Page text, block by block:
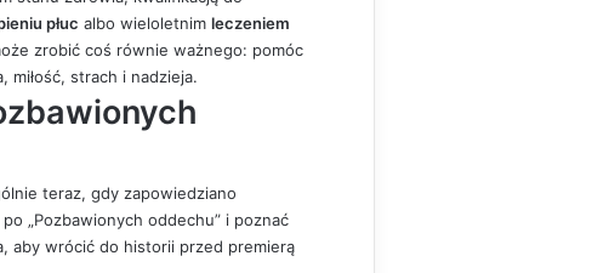
płuc albo wieloletnim leczeniem
zrobić coś równie ważnego: pomóc
miłość, strach i nadzieja.
teraz, gdy zapowiedziano
„Pozbawionych oddechu” i poznać
aby wrócić do historii przed premierą